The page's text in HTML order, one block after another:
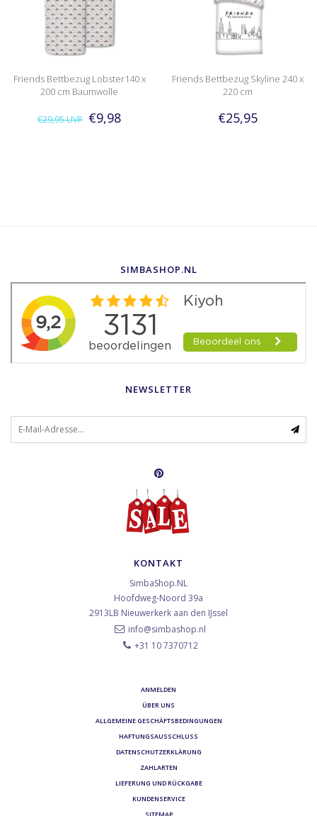
Friends Bettbezug Lobster140 x
200 cm Baumwolle
€29,95UVP €9,98
Friends Bettbezug Skyline 240 x
220 cm
€25,95
SIMBASHOP.NL
NEWSLETTER
KONTAKT
SimbaShop.NL
Hoofdweg-Noord 39a
2913LB Nieuwerkerk aan den IJssel
info@simbashop.nl
+31 10 7370712
ANMELDEN
ÜBER UNS
ALLGEMEINE GESCHÄFTSBEDINGUNGEN
HAFTUNGSAUSSCHLUSS
DATENSCHUTZERKLÄRUNG
ZAHLARTEN
LIEFERUNG UND RÜCKGABE
KUNDENSERVICE